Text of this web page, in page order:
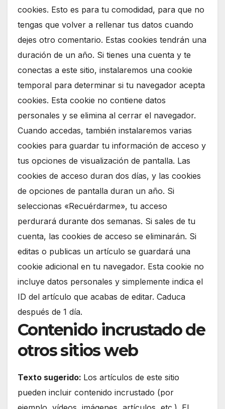
cookies. Esto es para tu comodidad, para que no
tengas que volver a rellenar tus datos cuando
dejes otro comentario. Estas cookies tendrán una
duración de un año. Si tienes una cuenta y te
conectas a este sitio, instalaremos una cookie
temporal para determinar si tu navegador acepta
cookies. Esta cookie no contiene datos
personales y se elimina al cerrar el navegador.
Cuando accedas, también instalaremos varias
cookies para guardar tu información de acceso y
tus opciones de visualización de pantalla. Las
cookies de acceso duran dos días, y las cookies
de opciones de pantalla duran un año. Si
seleccionas «Recuérdarme», tu acceso
perdurará durante dos semanas. Si sales de tu
cuenta, las cookies de acceso se eliminarán. Si
editas o publicas un artículo se guardará una
cookie adicional en tu navegador. Esta cookie no
incluye datos personales y simplemente indica el
ID del artículo que acabas de editar. Caduca
después de 1 día.
Contenido incrustado de
otros sitios web
Texto sugerido: Los artículos de este sitio
pueden incluir contenido incrustado (por